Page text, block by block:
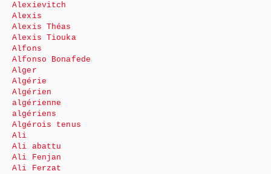
Alexievitch
Alexis
Alexis Théas
Alexis Tiouka
Alfons
Alfonso Bonafede
Alger
Algérie
Algérien
algérienne
algériens
Algérois tenus
Ali
Ali abattu
Ali Fenjan
Ali Ferzat